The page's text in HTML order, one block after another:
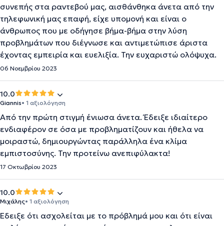
συνεπής στα ραντεβού μας, αισθάνθηκα άνετα από την
τηλεφωνική μας επαφή, είχε υπομονή και είναι ο
άνθρωπος που με οδήγησε βήμα-βήμα στην λύση
προβλημάτων που διέγνωσε και αντιμετώπισε άριστα
έχοντας εμπειρία και ευελιξία. Την ευχαριστώ ολόψυχα.
06 Νοεμβρίου 2023
10.0
Giannis• 1 αξιολόγηση
Από την πρώτη στιγμή ένιωσα άνετα. Έδειξε ιδιαίτερο
ενδιαφέρον σε όσα με προβληματίζουν και ήθελα να
μοιραστώ, δημιουργώντας παράλληλα ένα κλίμα
εμπιστοσύνης. Την προτείνω ανεπιφύλακτα!
17 Οκτωβρίου 2023
10.0
Μιχάλης• 1 αξιολόγηση
Έδειξε ότι ασχολείται με το πρόβλημά μου και ότι είναι